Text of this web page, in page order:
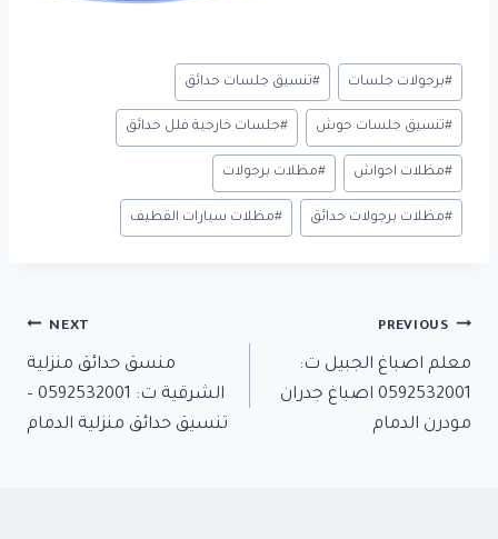
Post
Tags:
#برجولات جلسات #تنسيق جلسات حدائق
#تنسيق جلسات حوش #جلسات خارجية فلل حدائق
#مظلات احواش #مظلات برجولات
#مظلات برجولات حدائق #مظلات سيارات القطيف
تصفّح
المقالات
PREVIOUS
معلم اصباغ الجبيل ت:
0592532001 اصباغ جدران
مودرن الدمام
NEXT
منسق حدائق منزلية
الشرقية ت: 0592532001 –
تنسيق حدائق منزلية الدمام